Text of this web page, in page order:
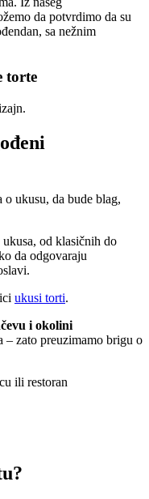
da potvrdimo da su
sa nežnim
torte
ukusu, da bude blag,
od klasičnih do
da odgovaraju
ukusi torti.
i okolini
– zato preuzimamo brigu o
ili restoran